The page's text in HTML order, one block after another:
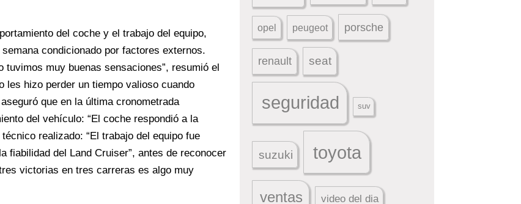
del coche y el trabajo del equipo,
condicionado por factores externos.
tuvimos muy buenas sensaciones”, resumió el
les hizo perder un tiempo valioso cuando
que en la última cronometrada
del vehículo: “El coche respondió a la
realizado: “El trabajo del equipo fue
fiabilidad del Land Cruiser”, antes de reconocer
victorias en tres carreras es algo muy
opel peugeot porsche
renault seat
seguridad suv
suzuki toyota
ventas video del dia